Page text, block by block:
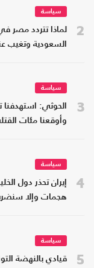
2
سياسة
لماذا تتردد مصر
السعودية وتغيب
3
سياسة
الحوثي:
وأوقعنا مئات
4
سياسة
إيران تحذر دول
هجمات وإلا
5
سياسة